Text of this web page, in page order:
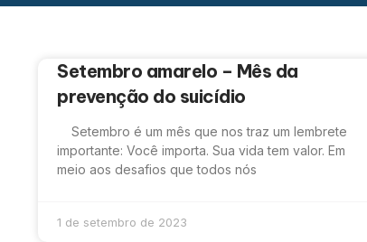
Setembro amarelo – Mês da
prevenção do suicídio
Setembro é um mês que nos traz um lembrete
importante: Você importa. Sua vida tem valor. Em
meio aos desafios que todos nós
1 de setembro de 2023